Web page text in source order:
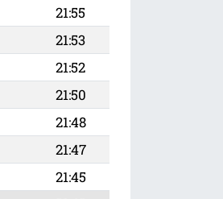
21:55
21:53
21:52
21:50
21:48
21:47
21:45